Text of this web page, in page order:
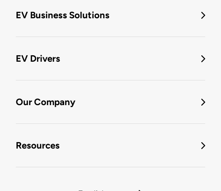
EV Business Solutions
EV Drivers
Our Company
Resources